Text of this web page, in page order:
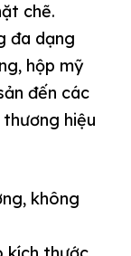
chẽ.
đa dạng
hộp mỹ
đến các
hiệu
không